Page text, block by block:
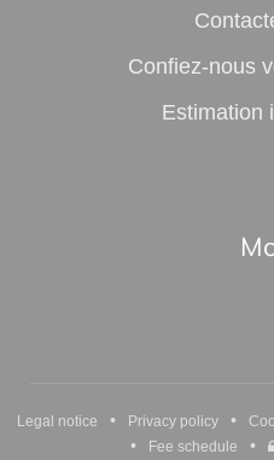
Confiez-nous
Estimation
Legal notice • Privacy policy •
• Fee schedule •